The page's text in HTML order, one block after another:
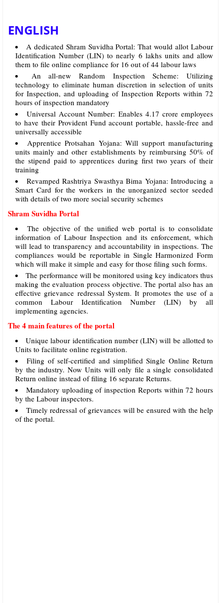
ENGLISH
A dedicated Shram Suvidha Portal: That would allot Labour
Identification Number (LIN) to nearly 6 lakhs units and allow
them to file online compliance for 16 out of 44 labour laws
An all-new Random Inspection Scheme: Utilizing
technology to eliminate human discretion in selection of units
for Inspection, and uploading of Inspection Reports within 72
hours of inspection mandatory
Universal Account Number: Enables 4.17 crore employees
to have their Provident Fund account portable, hassle-free and
universally accessible
Apprentice Protsahan Yojana: Will support manufacturing
units mainly and other establishments by reimbursing 50% of
the stipend paid to apprentices during first two years of their
training
Revamped Rashtriya Swasthya Bima Yojana: Introducing a
Smart Card for the workers in the unorganized sector seeded
with details of two more social security schemes
Shram Suvidha Portal
The objective of the unified web portal is to consolidate
information of Labour Inspection and its enforcement, which
will lead to transparency and accountability in inspections. The
compliances would be reportable in Single Harmonized Form
which will make it simple and easy for those filing such forms.
The performance will be monitored using key indicators thus
making the evaluation process objective. The portal also has an
effective grievance redressal System. It promotes the use of a
common Labour Identification Number (LIN) by all
implementing agencies.
The 4 main features of the portal
Unique labour identification number (LIN) will be allotted to
Units to facilitate online registration.
Filing of self-certified and simplified Single Online Return
by the industry. Now Units will only file a single consolidated
Return online instead of filing 16 separate Returns.
Mandatory uploading of inspection Reports within 72 hours
by the Labour inspectors.
Timely redressal of grievances will be ensured with the help
of the portal.